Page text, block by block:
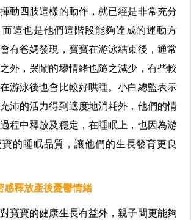
動四肢這樣的動作，就已經是非常充分
這也是他們這階段能夠達成的運動方
有爸媽發現，寶寶在游泳結束後，通常
外，哭鬧的壞情緒也隨之減少，有些較
游泳後也會比較好哄睡。小白總監表示
沛的活力得到適度地消耗外，他們的情
程中釋放及穩定，在睡眠上，也因為游
的睡眠品質，讓他們的生長發育更良
感釋放產後憂鬱情緒
寶寶的健康生長有益外，親子間更能夠